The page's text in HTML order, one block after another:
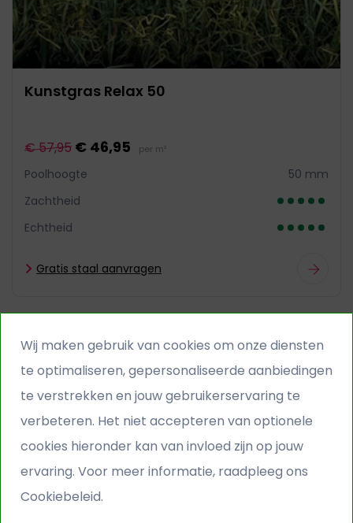
Wij maken gebruik van cookies om onze diensten
te optimaliseren, gepersonaliseerde aanbiedingen
te verstrekken en jouw gebruikerservaring te
verbeteren. Het niet accepteren van optionele
cookies hieronder kan van invloed zijn op jouw
ervaring. Voor meer informatie, raadpleeg ons
Cookiebeleid.
Kunstgras Relax 50
€ 57,95 € 46,95 per m²
Poolhoogte
50 mm
Zachtheid
Echtheid
Gratis staal aanvragen